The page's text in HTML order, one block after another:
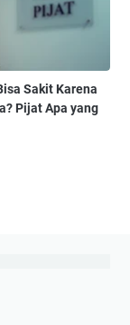
Sakit Karena
Pijat Apa yang